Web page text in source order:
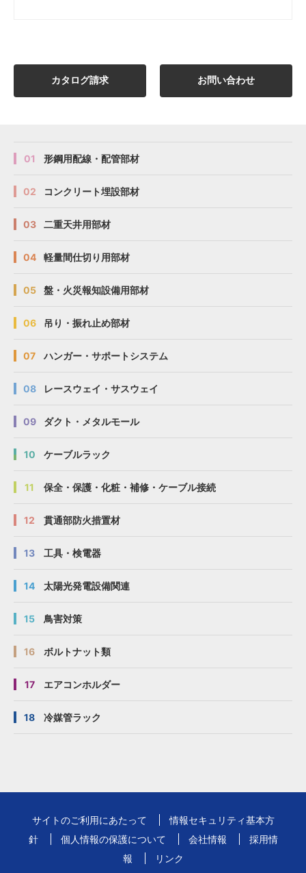
カタログ請求 お問い合わせ
01 形鋼用配線・配管部材
02 コンクリート埋設部材
03 二重天井用部材
04 軽量間仕切り用部材
05 盤・火災報知設備用部材
06 吊り・振れ止め部材
07 ハンガー・サポートシステム
08 レースウェイ・サスウェイ
09 ダクト・メタルモール
10 ケーブルラック
11 保全・保護・化粧・補修・ケーブル接続
12 貫通部防火措置材
13 工具・検電器
14 太陽光発電設備関連
15 鳥害対策
16 ボルトナット類
17 エアコンホルダー
18 冷媒管ラック
サイトのご利用にあたって
情報セキュリティ基本方
針
個人情報の保護について 会社情報
採用情
報
リンク